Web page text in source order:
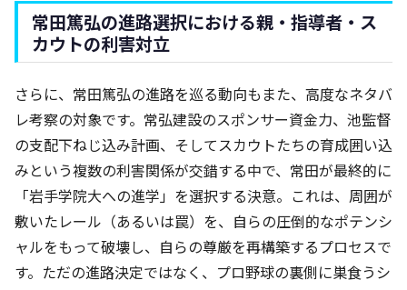
常田篤弘の進路選択における親・指導者・ス
カウトの利害対立
さらに、常田篤弘の進路を巡る動向もまた、高度なネタバ
レ考察の対象です。常弘建設のスポンサー資金力、池監督
の支配下ねじ込み計画、そしてスカウトたちの育成囲い込
みという複数の利害関係が交錯する中で、常田が最終的に
「岩手学院大への進学」を選択する決意。これは、周囲が
敷いたレール（あるいは罠）を、自らの圧倒的なポテンシ
ャルをもって破壊し、自らの尊厳を再構築するプロセスで
す。ただの進路決定ではなく、プロ野球の裏側に巣食うシ